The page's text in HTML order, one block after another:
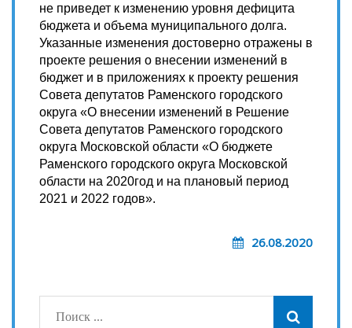
не приведет к изменению уровня дефицита
бюджета и объема муниципального долга.
Указанные изменения достоверно отражены в
проекте решения о внесении изменений в
бюджет и в приложениях к проекту решения
Совета депутатов Раменского городского
округа «О внесении изменений в Решение
Совета депутатов Раменского городского
округа Московской области «О бюджете
Раменского городского округа Московской
области на 2020год и на плановый период
2021 и 2022 годов».
26.08.2020